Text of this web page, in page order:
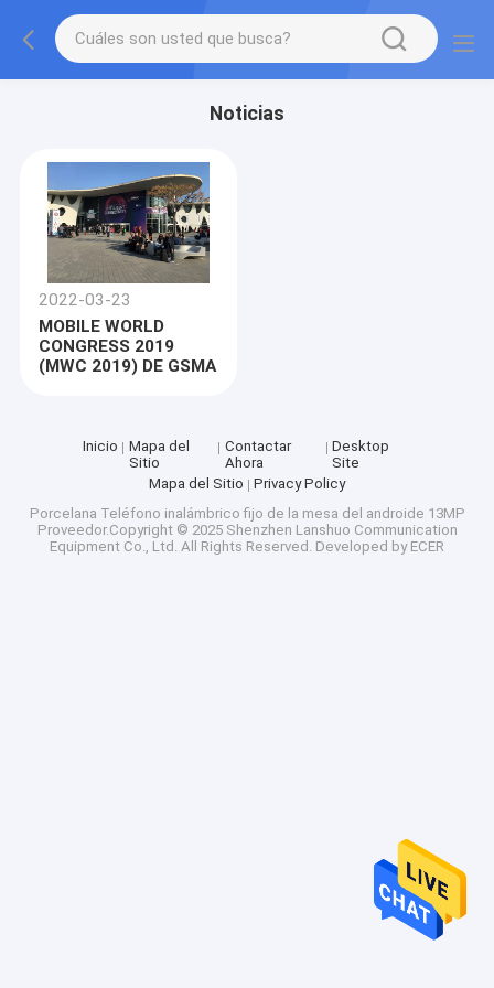
Noticias
2022-03-23
MOBILE WORLD
CONGRESS 2019
(MWC 2019) DE GSMA
Inicio
Mapa del
Sitio
Contactar
Ahora
Desktop
Site
Mapa del Sitio
Privacy Policy
Porcelana Teléfono inalámbrico fijo de la mesa del androide 13MP
Proveedor.Copyright © 2025 Shenzhen Lanshuo Communication
Equipment Co., Ltd. All Rights Reserved. Developed by ECER